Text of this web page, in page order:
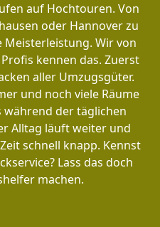
auf Hochtouren. Von
oder Hannover zu
Meisterleistung. Wir von
kennen das. Zuerst
aller Umzugsgüter.
und noch viele Räume
während der täglichen
Alltag läuft weiter und
schnell knapp. Kennst
Lass das doch
machen.